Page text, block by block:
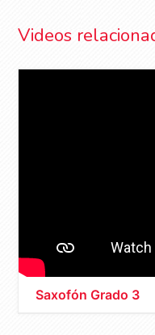
Videos
Saxofón Grado 3